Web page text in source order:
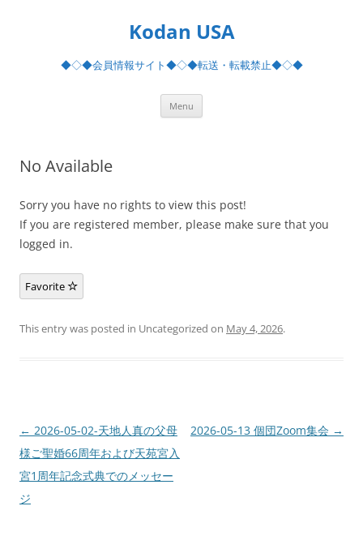
Kodan USA
◆◇◆会員情報サイト◆◇◆転送・転載禁止◆◇◆
Menu
No Available
Sorry you have no rights to view this post!
If you are registered member, please make sure that you
logged in.
Favorite
This entry was posted in Uncategorized on May 4, 2026.
Post
navigation
← 2026-05-02-天地人真の父母
様ご聖婚66周年および天苑宮入
宮1周年記念式典でのメッセー
ジ
2026-05-13 個団Zoom集会 →